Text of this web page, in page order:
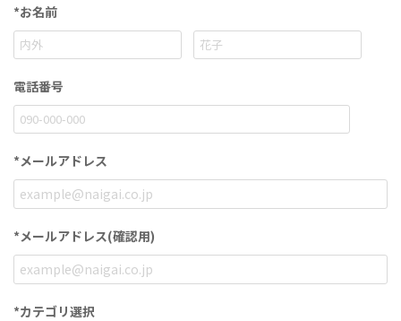
*お名前
電話番号
*メールアドレス
*メールアドレス(確認用)
*カテゴリ選択